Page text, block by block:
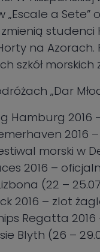
„Escale a
studenci
na Azorach.
szkół
„Dar
2016
2016
morski w
2016 –
(22 –
2016 – zlot
Regatta
Blyth (26 –